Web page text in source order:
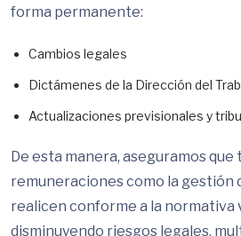
forma permanente:
Cambios legales
Dictámenes de la Dirección del
Actualizaciones previsionales y
De esta manera, aseguramos que
remuneraciones como la gestión
realicen conforme a la normativa
disminuyendo riesgos legales,